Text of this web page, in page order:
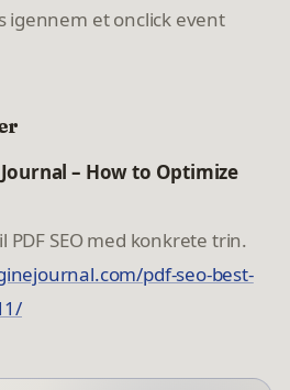
igennem et onclick event
– How to Optimize
PDF SEO med konkrete trin.
pdf-seo-best-